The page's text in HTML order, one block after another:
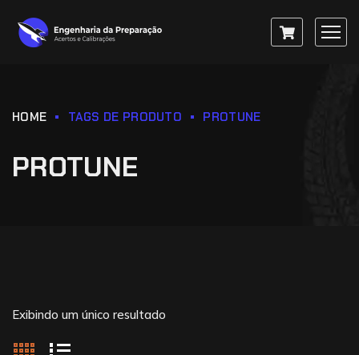
HOME TAGS DE PRODUTO PROTUNE
PROTUNE
Exibindo um único resultado